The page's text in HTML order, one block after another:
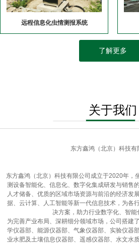
远程信息化虫情测报系统
了解更多
关于我们
东方鑫鸿（北京）科技有
东方鑫鸿（北京）科技有限公司成立于2020年，
测设备智能化、信息化、数字化集成研发与销售
人才储备、优质的区域市场资源与前沿的经济发
据、云计算、人工智能等新一代信息技术，为各
决方案，助力行业数字化、智能
为完善产业布局、深耕细分领域市场，公司搭建
学仪器部、能源仪器部、气象仪器部、实验仪器
业水肥及土壤信息仪器部、遥感仪器部、水文水